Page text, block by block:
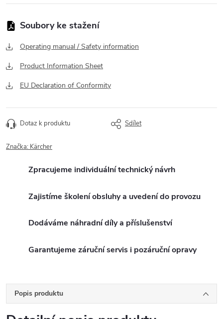
Operating manual / Safety information
Product Information Sheet
EU Declaration of Conformity
Dotaz k produktu Sdílet
Značka: Kärcher
Zpracujeme individuální technický návrh
Zajistíme školení obsluhy a uvedení do provozu
Dodáváme náhradní díly a příslušenství
Garantujeme záruční servis i pozáruční opravy
Popis produktu